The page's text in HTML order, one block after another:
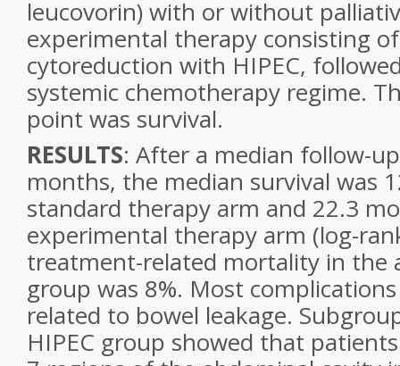
leucovorin) with or without
experimental therapy consisting
cytoreduction with HIPEC,
systemic chemotherapy regime.
point was survival.
RESULTS: After a median follow-
months, the median survival was
standard therapy arm and 22.3
experimental therapy arm (log-
treatment-related mortality in the
group was 8%. Most
related to bowel leakage.
HIPEC group showed that